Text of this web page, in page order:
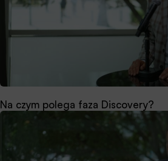
Na czym polega faza Discovery?